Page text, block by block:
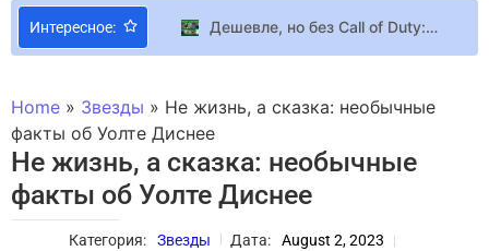
Интересное:
Дешевле, но без Call of Duty: Microsoft объявила об изменении ценовой политики Xbox Game Pass
Вредоносные обои в Steam Workshop заразили тысячи ПК майнерами и вымогателями
Home » Звезды » Не жизнь, а сказка: необычные
факты об Уолте Диснее
Не жизнь, а сказка: необычные
факты об Уолте Диснее
Категория: Звезды Дата:
August 2, 2023